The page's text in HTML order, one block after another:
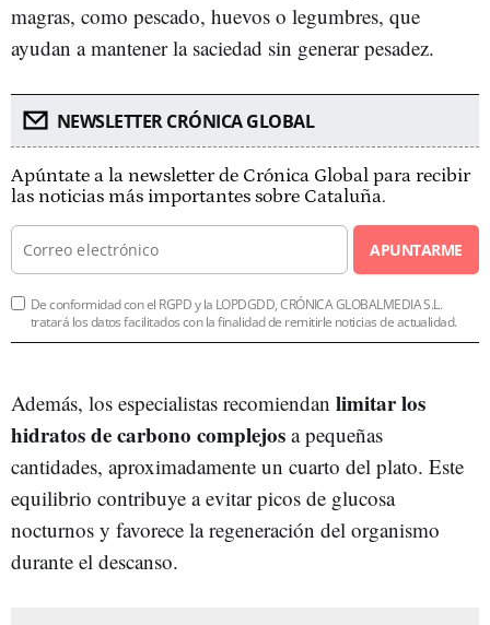
magras, como pescado, huevos o legumbres, que
ayudan a mantener la saciedad sin generar pesadez.
NEWSLETTER CRÓNICA GLOBAL
Apúntate a la newsletter de Crónica Global para recibir
las noticias más importantes sobre Cataluña.
APUNTARME
De conformidad con el RGPD y la LOPDGDD, CRÓNICA GLOBALMEDIA S.L.
tratará los datos facilitados con la finalidad de remitirle noticias de actualidad.
Además, los especialistas recomiendan limitar los
hidratos de carbono complejos a pequeñas
cantidades, aproximadamente un cuarto del plato. Este
equilibrio contribuye a evitar picos de glucosa
nocturnos y favorece la regeneración del organismo
durante el descanso.